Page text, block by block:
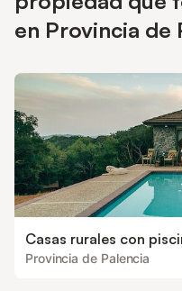
en Provincia de
Casas rurales con
Provincia de Palencia